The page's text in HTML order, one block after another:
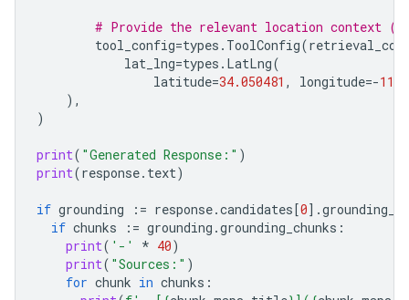
# Provide the relevant location context
tool_config=types . ToolConfig(
lat_lng=types . LatLng(
latitude=34.050481 , longitude=-
),
)
print( "Generated Response:" )
print(response. text)
if grounding := response.candidates[0] .
if chunks := grounding .grounding_chunks :
print( '-' * 40)
print( "Sources:" )
for chunk in chunks :